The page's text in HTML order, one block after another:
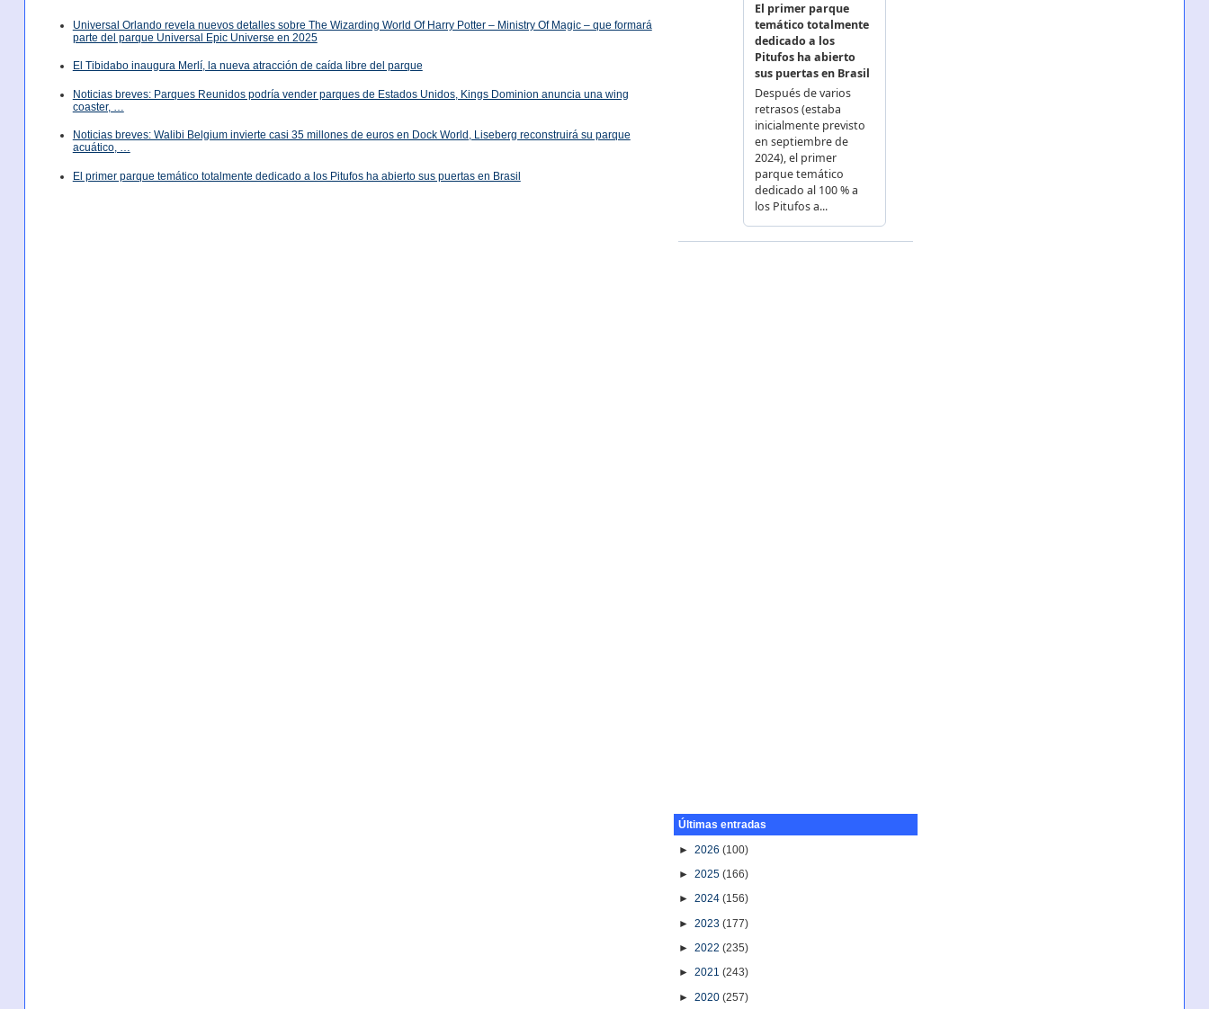
Universal Orlando revela nuevos detalles sobre The Wizarding World Of Harry Potter – Ministry Of Magic – que formará
parte del parque Universal Epic Universe en 2025
El Tibidabo inaugura Merlí, la nueva atracción de caída libre del parque
Noticias breves: Parques Reunidos podría vender parques de Estados Unidos, Kings Dominion anuncia una wing
coaster, …
Noticias breves: Walibi Belgium invierte casi 35 millones de euros en Dock World, Liseberg reconstruirá su parque
acuático, …
El primer parque temático totalmente dedicado a los Pitufos ha abierto sus puertas en Brasil
Últimas entradas
►2026(100)
►2025(166)
►2024(156)
►2023(177)
►2022(235)
►2021(243)
►2020(257)